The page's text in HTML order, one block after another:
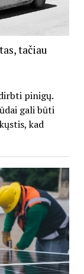
tačiau
pinigų.
gali būti
kad